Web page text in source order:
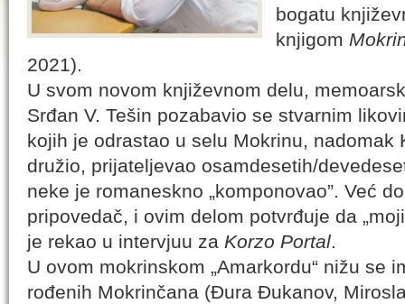
bogatu
knjigom
2021).
U svom novom književnom delu,
Srđan V. Tešin pozabavio se stvarnim
kojih je odrastao u selu Mokrinu, nadomak
družio, prijateljevao osamdesetih/
neke je romaneskno „komponovao”. Već
pripovedač, i ovim delom potvrđuje da
je rekao u intervjuu za Korzo Portal.
U ovom mokrinskom „Amarkordu“ nižu se
rođenih Mokrinčana (Đura Đukanov,